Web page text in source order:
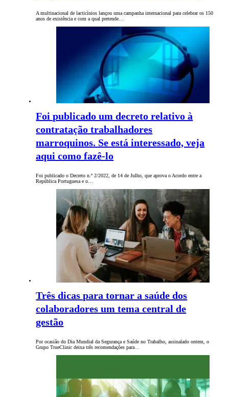
A multinacional de lacticínios lançou uma campanha internacional para celebrar os 150
anos de existência e com a qual pretende…
Foi publicado um decreto relativo à
contratação trabalhadores
marroquinos. Se está interessado, veja
aqui como fazê-lo
Foi publicado o Decreto n.º 2/2022, de 14 de Julho, que aprova o Acordo entre a
República Portuguesa e o…
Três dicas para tornar a saúde dos
colaboradores um tema central de
gestão
Por ocasião do Dia Mundial da Segurança e Saúde no Trabalho, assinalado ontem, o
Grupo TrueClinic deixa três recomendações para…